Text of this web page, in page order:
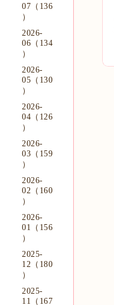
07（136
）
2026-
06（134
）
2026-
05（130
）
2026-
04（126
）
2026-
03（159
）
2026-
02（160
）
2026-
01（156
）
2025-
12（180
）
2025-
11（167